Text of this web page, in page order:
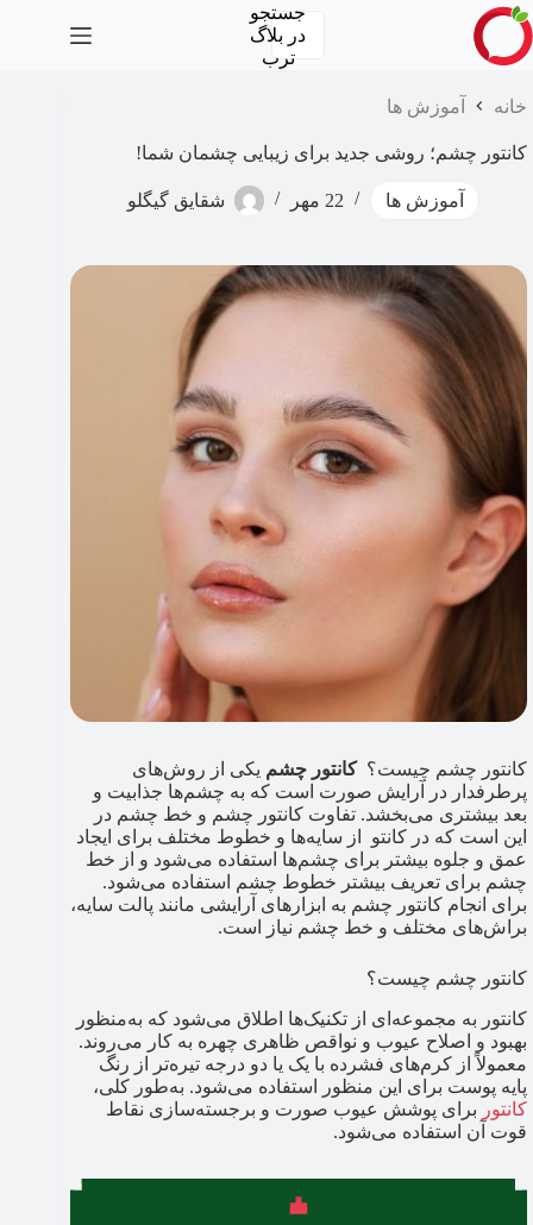
پرش
به
محتوا
جستجو
در بلاگ
ترب
خانه آموزش ها
کانتور چشم؛ روشی جدید برای زیبایی چشمان شما!
آموزش ها 22 مهر شقایق گیگلو
کانتور چشم چیست؟کانتور چشم یکی از روش‌های
پرطرفدار در آرایش صورت است که به چشم‌ها جذابیت و
بعد بیشتری می‌بخشد. تفاوت کانتور چشم و خط چشم در
این است که در کانتو از سایه‌ها و خطوط مختلف برای ایجاد
عمق و جلوه بیشتر برای چشم‌ها استفاده می‌شود و از خط
چشم برای تعریف بیشتر خطوط چشم استفاده می‌شود.
برای انجام کانتور چشم به ابزارهای آرایشی مانند پالت سایه،
براش‌های مختلف و خط چشم نیاز است.
کانتور چشم چیست؟
کانتور به مجموعه‌ای از تکنیک‌ها اطلاق می‌شود که به‌منظور
بهبود و اصلاح عیوب و نواقص ظاهری چهره به کار می‌روند.
معمولاً از کرم‌های فشرده با یک یا دو درجه تیره‌تر از رنگ
پایه پوست برای این منظور استفاده می‌شود. به‌طور کلی،
کانتور برای پوشش عیوب صورت و برجسته‌سازی نقاط
قوت آن استفاده می‌شود.